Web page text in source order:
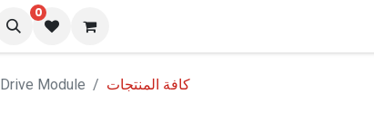
0
كافة المنتجات Module